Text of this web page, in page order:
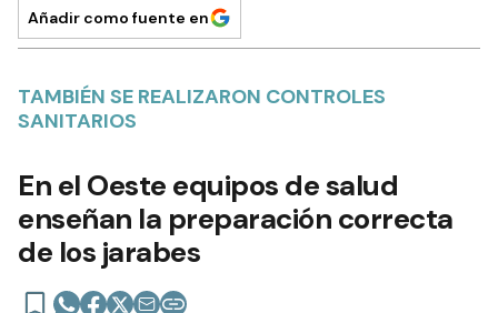
Añadir como fuente en
TAMBIÉN SE REALIZARON CONTROLES
SANITARIOS
En el Oeste equipos de salud
enseñan la preparación correcta
de los jarabes